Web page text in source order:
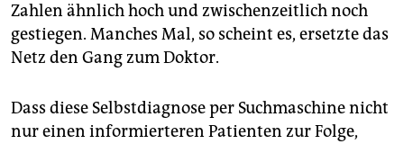
Zahlen ähnlich hoch und zwischenzeitlich noch
gestiegen. Manches Mal, so scheint es, ersetzte das
Netz den Gang zum Doktor.
Dass diese Selbstdiagnose per Suchmaschine nicht
nur einen informierteren Patienten zur Folge,